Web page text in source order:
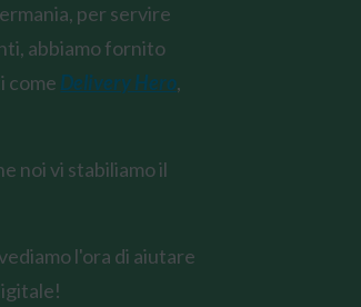
per servire
abbiamo fornito
come Delivery Hero,
noi vi stabiliamo il
l'ora di aiutare